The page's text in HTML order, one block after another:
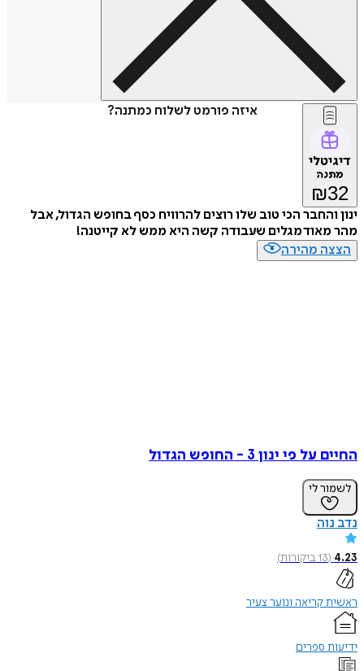
איזה פורמט לשלוח כמתנה?
דיגיטלי
מתנה
₪32
ינון והחבר הכי טוב שלו רוצים להרוויח כסף בחופש הגדול, אבל
מהר מאוד מגלים שעבודה קשה היא ממש לא קייטנה!
הצצה מהירה
החיים על פי ינון 3 - החופש הגדול
לשמור לי
נדב נוה
4.23
(
13ביקורות)
ראשית קריאה ונוער צעיר
ידיעות ספרים